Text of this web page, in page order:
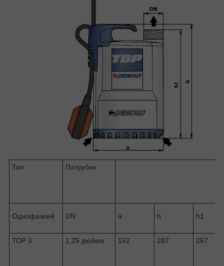
Тип Патрубок
Однофазний DN a h h1
ТОР 3 1,25 дюйма 152 287 267